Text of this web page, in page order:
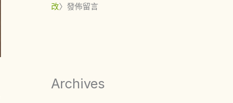
改〉發佈留言
Archives